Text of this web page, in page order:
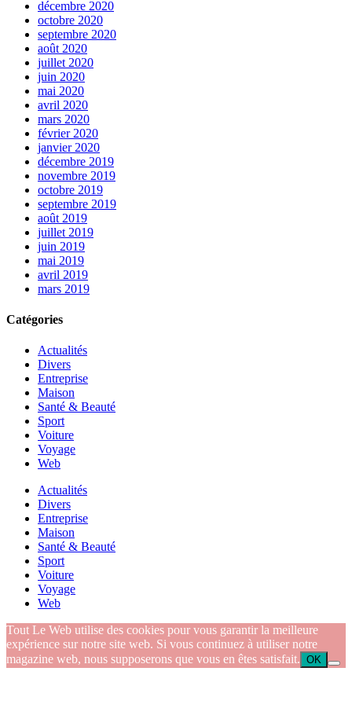
décembre 2020
octobre 2020
septembre 2020
août 2020
juillet 2020
juin 2020
mai 2020
avril 2020
mars 2020
février 2020
janvier 2020
décembre 2019
novembre 2019
octobre 2019
septembre 2019
août 2019
juillet 2019
juin 2019
mai 2019
avril 2019
mars 2019
Catégories
Actualités
Divers
Entreprise
Maison
Santé & Beauté
Sport
Voiture
Voyage
Web
Actualités
Divers
Entreprise
Maison
Santé & Beauté
Sport
Voiture
Voyage
Web
Tout Le Web utilise des cookies pour vous garantir la meilleure
expérience sur notre site web. Si vous continuez à utiliser notre
magazine web, nous supposerons que vous en êtes satisfait. OK